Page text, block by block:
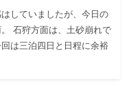
していましたが、今日の
石狩方面は、土砂崩れで
は三泊四日と日程に余裕